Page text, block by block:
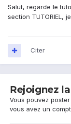
Salut, regarde le
section TUTORIEL,
Citer
Rejoignez
Vous pouvez
vous avez un